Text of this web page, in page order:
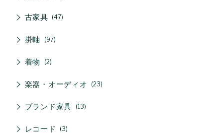
古家具 47
掛軸 97
着物 2
楽器・オーディオ 23
ブランド家具 13
レコード 3